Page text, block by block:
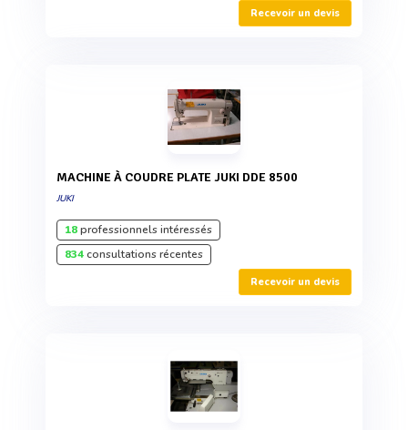
Recevoir un devis
MACHINE À COUDRE PLATE JUKI DDE 8500
JUKI
18professionnels intéressés
834consultations récentes
Recevoir un devis